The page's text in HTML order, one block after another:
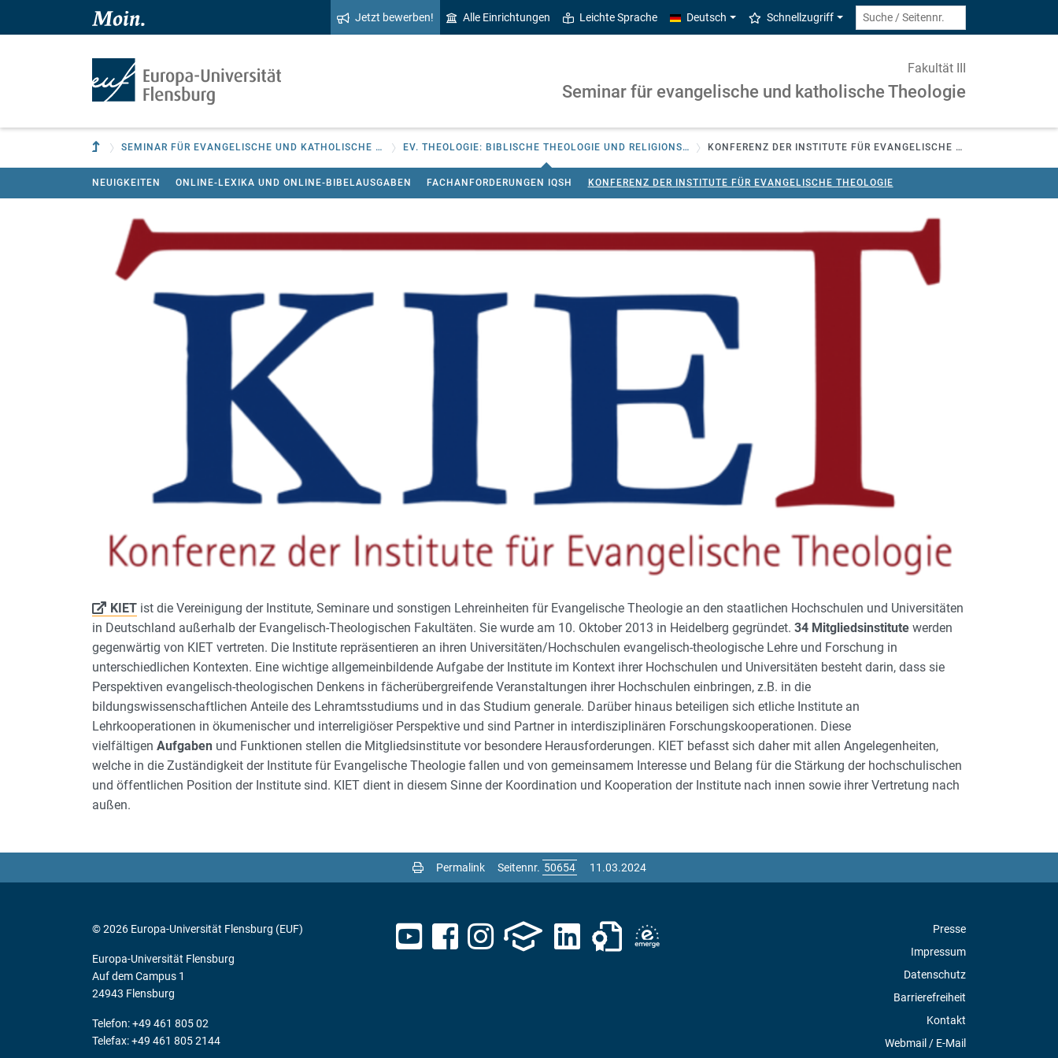
Zum Hauptinhalt springen
Zur Navigation springen
Jetzt bewerben! Alle Einrichtungen Leichte Sprache Deutsch Schnellzugriff
Fakultät III
Seminar für evangelische und katholische Theologie
Zur übergeordneten Einrichtung SEMINAR FÜR EVANGELISCHE UND KATHOLISCHE THEOLOGIE EV. THEOLOGIE: BIBLISCHE THEOLOGIE UND RELIGIONSPÄDAGOGIK KONFERENZ DER INSTITUTE FÜR EVANGELISCHE THEOLOGIE
NEUIGKEITEN ONLINE-LEXIKA UND ONLINE-BIBELAUSGABEN FACHANFORDERUNGEN IQSH KONFERENZ DER INSTITUTE FÜR EVANGELISCHE THEOLOGIE
KIETist die Vereinigung der Institute, Seminare und sonstigen Lehreinheiten für Evangelische Theologie an den staatlichen Hochschulen und Universitäten
in Deutschland außerhalb der Evangelisch-Theologischen Fakultäten. Sie wurde am 10. Oktober 2013 in Heidelberg gegründet. 34 Mitgliedsinstitute werden
gegenwärtig von KIET vertreten. Die Institute repräsentieren an ihren Universitäten/Hochschulen evangelisch-theologische Lehre und Forschung in
unterschiedlichen Kontexten. Eine wichtige allgemeinbildende Aufgabe der Institute im Kontext ihrer Hochschulen und Universitäten besteht darin, dass sie
Perspektiven evangelisch-theologischen Denkens in fächerübergreifende Veranstaltungen ihrer Hochschulen einbringen, z.B. in die
bildungswissenschaftlichen Anteile des Lehramtsstudiums und in das Studium generale. Darüber hinaus beteiligen sich etliche Institute an
Lehrkooperationen in ökumenischer und interreligiöser Perspektive und sind Partner in interdisziplinären Forschungskooperationen. Diese
vielfältigen Aufgaben und Funktionen stellen die Mitgliedsinstitute vor besondere Herausforderungen. KIET befasst sich daher mit allen Angelegenheiten,
welche in die Zuständigkeit der Institute für Evangelische Theologie fallen und von gemeinsamem Interesse und Belang für die Stärkung der hochschulischen
und öffentlichen Position der Institute sind. KIET dient in diesem Sinne der Koordination und Kooperation der Institute nach innen sowie ihrer Vertretung nach
außen.
Permalink Seitennr. 11.03.2024
Presse
Impressum
Datenschutz
Barrierefreiheit
Kontakt
Webmail / E-Mail
© 2026 Europa-Universität Flensburg (EUF)
Europa-Universität Flensburg
Auf dem Campus 1
24943 Flensburg
Telefon: +49 461 805 02
Telefax: +49 461 805 2144